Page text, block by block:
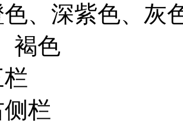
、深紫色、灰
褐色
栏